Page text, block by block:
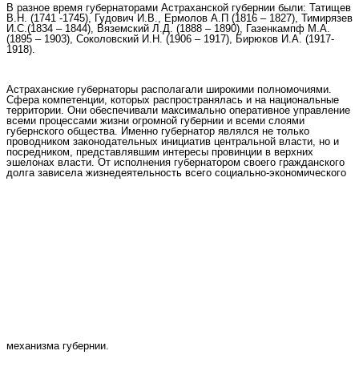
В разное время губернаторами Астраханской губернии были: Татищев
В.Н. (1741 -1745), Гудович И.В., Ермолов А.П (1816 – 1827), Тимирязев
И.С.(1834 – 1844), Вяземский Л.Д. (1888 – 1890), Газенкампф М.А.
(1895 – 1903), Соколовский И.Н. (1906 – 1917), Бирюков И.А. (1917-
1918).
Астраханские губернаторы располагали широкими полномочиями.
Сфера компетенции, которых распространялась и на национальные
территории. Они обеспечивали максимально оперативное управление
всеми процессами жизни огромной губернии и всеми слоями
губернского общества. Именно губернатор являлся не только
проводником законодательных инициатив центральной власти, но и
посредником, представлявшим интересы провинции в верхних
эшелонах власти. От исполнения губернатором своего гражданского
долга зависела жизнедеятельность всего социально-экономического
механизма губернии.